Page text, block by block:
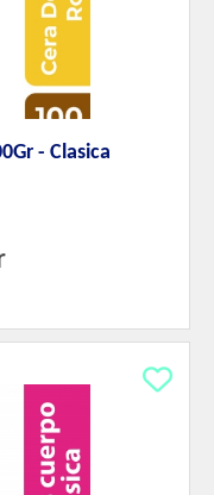
- Clasica